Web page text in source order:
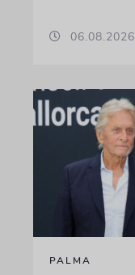
06.08.2026
PALMA